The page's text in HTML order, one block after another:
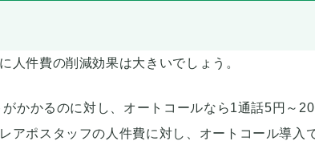
人件費の削減効果は大きいでしょう。
かかるのに対し、オートコールなら1通話5円～20
アポスタッフの人件費に対し、オートコール導入